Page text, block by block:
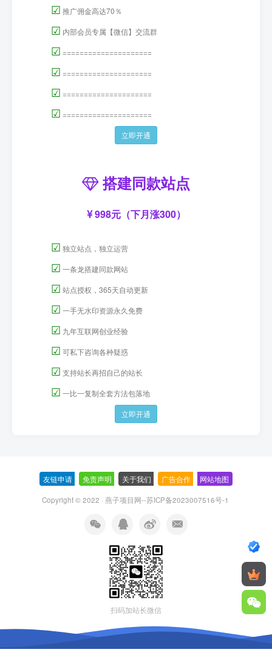
☑ 推广佣金高达70％
☑ 内部会员专属【微信】交流群
☑ =====================
☑ =====================
☑ =====================
☑ =====================
立即开通
搭建同款站点
998元（下月涨300）
☑ 独立站点，独立运营
☑ 一条龙搭建同款网站
☑ 站点授权，365天自动更新
☑ 一手无水印资源永久免费
☑ 九年互联网创业经验
☑ 可私下咨询各种疑惑
☑ 支持站长再招自己的站长
☑ 一比一复制全套方法包落地
立即开通
友链申请 免责声明 关于我们 广告合作 网站地图
Copyright © 2022 · 燕子项目网--苏ICP备2023007516号-1
扫码加站长微信